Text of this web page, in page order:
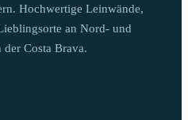
können
der
Produktseite
Hochwertige Leinwände,
an Nord- und
der Costa Brava.